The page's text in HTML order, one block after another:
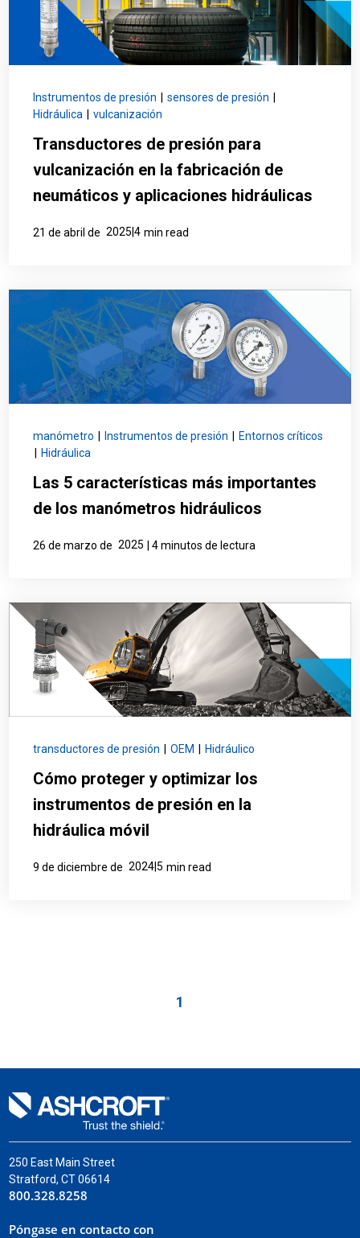
Instrumentos de presión sensores de presión
Hidráulica
vulcanización
Transductores de presión para
vulcanización en la fabricación de
neumáticos y aplicaciones hidráulicas
21 de abril de 2025|4 min read
manómetro Instrumentos de presión
Entornos críticos
Hidráulica
Las 5 características más importantes
de los manómetros hidráulicos
26 de marzo de 2025 | 4 minutos de lectura
transductores de presión OEM Hidráulico
Cómo proteger y optimizar los
instrumentos de presión en la
hidráulica móvil
9 de diciembre de 2024|5 min read
1
250 East Main Street
Stratford, CT 06614
800.328.8258
Póngase en contacto con